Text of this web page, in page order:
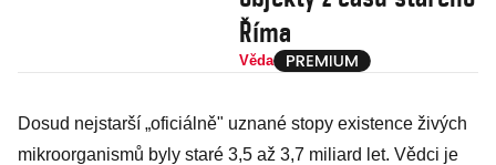
Říma
Věda
Dosud nejstarší „oficiálně" uznané stopy existence živých
mikroorganismů byly staré 3,5 až 3,7 miliard let. Vědci je